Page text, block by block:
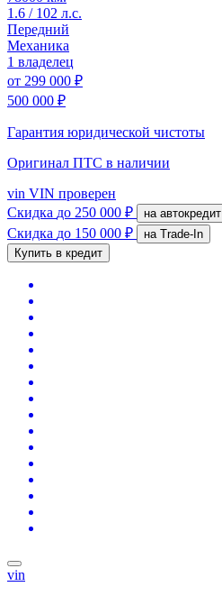
1.6 / 102 л.с.
Передний
Механика
1 владелец
от 299 000 ₽
500 000 ₽
Гарантия юридической чистоты
Оригинал ПТС в наличии
vin VIN проверен
Скидка до 250 000 ₽ на автокредит
Скидка до 150 000 ₽
на Trade-In
Купить в кредит
vin